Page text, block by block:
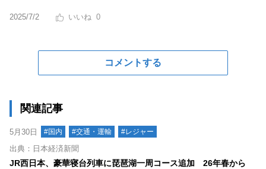
2025/7/2 0
コメントする
関連記事
5月30日 #国内 #交通・運輸 #レジャー
出典：日本経済新聞
JR西日本、豪華寝台列車に琵琶湖一周コース追加 26年春から